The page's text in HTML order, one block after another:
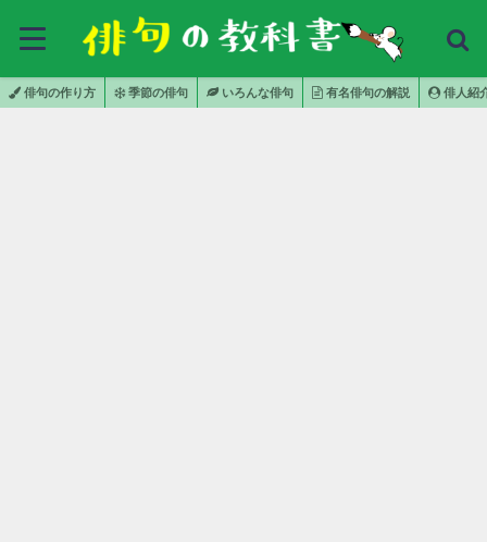
俳句の作り方 季節の俳句 いろんな俳句 有名俳句の解説 俳人紹